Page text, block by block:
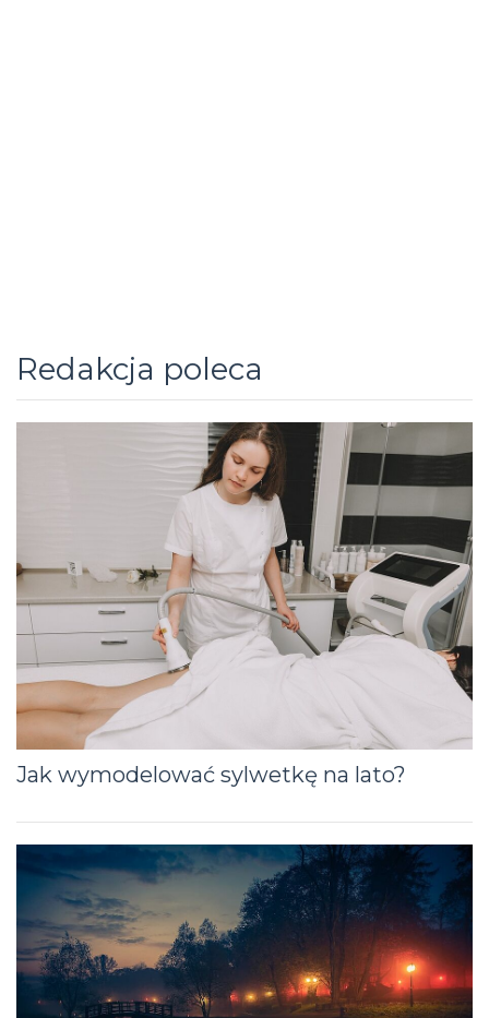
Redakcja poleca
Jak wymodelować sylwetkę na lato?